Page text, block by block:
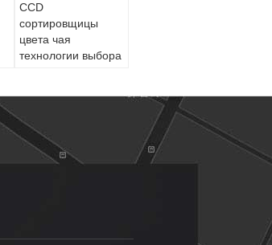
CCD
сортировщицы
цвета чая
технологии выбора